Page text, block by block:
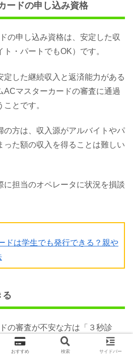
ードの申し込み資格
の申し込み資格は、安定した収
・パートでもOK）です。
定した継続収入と返済能力がある
ACマスターカードの審査に通過
とです。
の方は、収入源がアルバイトやパ
った額の収入を得ることは難しい
に担当のオペレータに状況を損談
ドは学生でも発行できる？親や
る
の審査が不安な方は「３秒診
う。
おすすめ 検索 サイドバー